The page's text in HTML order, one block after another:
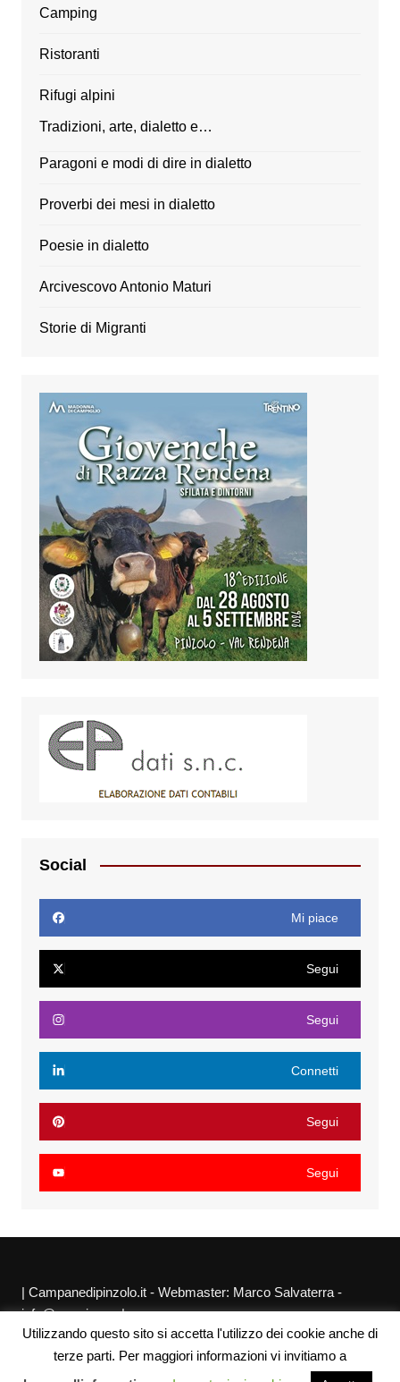
Camping
Ristoranti
Rifugi alpini
Tradizioni, arte, dialetto e…
Paragoni e modi di dire in dialetto
Proverbi dei mesi in dialetto
Poesie in dialetto
Arcivescovo Antonio Maturi
Storie di Migranti
Social
Mi piace
Segui
Segui
Connetti
Segui
Segui
| Campanedipinzolo.it - Webmaster: Marco Salvaterra -
info@agraria.org |
Chi siamo Privacy Policy Sitemap Link utili
Utilizzando questo sito si accetta l'utilizzo dei cookie anche di
terze parti. Per maggiori informazioni vi invitiamo a